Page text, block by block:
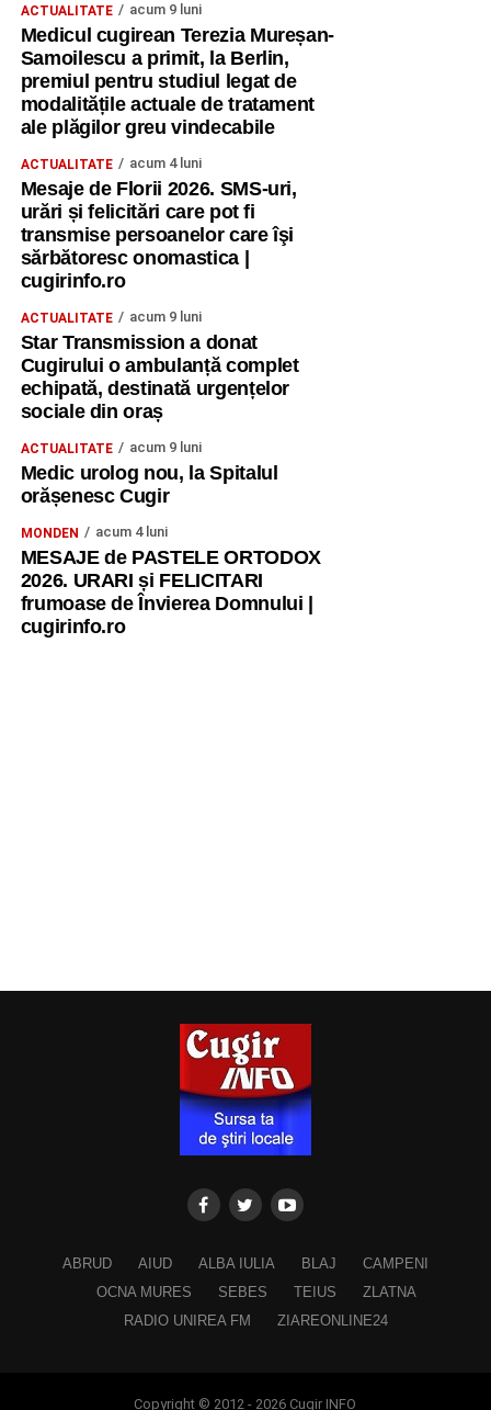
ACTUALITATE acum 9 luni
Medicul cugirean Terezia Mureșan-
Samoilescu a primit, la Berlin,
premiul pentru studiul legat de
modalitățile actuale de tratament
ale plăgilor greu vindecabile
ACTUALITATE acum 4 luni
Mesaje de Florii 2026. SMS-uri,
urări și felicitări care pot fi
transmise persoanelor care îşi
sărbătoresc onomastica |
cugirinfo.ro
ACTUALITATE acum 9 luni
Star Transmission a donat
Cugirului o ambulanță complet
echipată, destinată urgențelor
sociale din oraș
ACTUALITATE acum 9 luni
Medic urolog nou, la Spitalul
orășenesc Cugir
MONDEN acum 4 luni
MESAJE de PASTELE ORTODOX
2026. URARI și FELICITARI
frumoase de Învierea Domnului |
cugirinfo.ro
ABRUD AIUD ALBA IULIA BLAJ
CAMPENI
OCNA MURES
SEBES TEIUS
ZLATNA
RADIO UNIREA FM
ZIAREONLINE24
Copyright © 2012 - 2026 Cugir INFO